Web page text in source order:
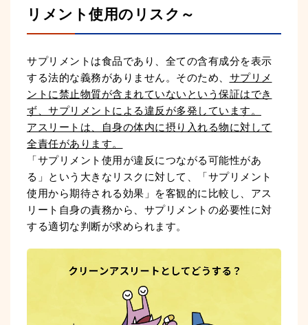
リメント使用のリスク～
サプリメントは食品であり、全ての含有成分を表示
する法的な義務がありません。そのため、 サプリメ
ントに禁止物質が含まれていないという保証はでき
ず、サプリメントによる違反が多発しています。
アスリートは、自身の体内に摂り入れる物に対して
全責任があります。
「サプリメント使用が違反につながる可能性があ
る」という大きなリスクに対して、「サプリメント
使用から期待される効果」を客観的に比較し、アス
リート自身の責務から、サプリメントの必要性に対
する適切な判断が求められます。